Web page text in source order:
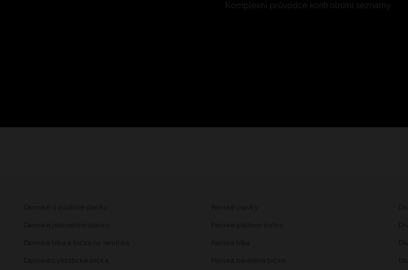
Komplexní průvodce kontrolními seznamy